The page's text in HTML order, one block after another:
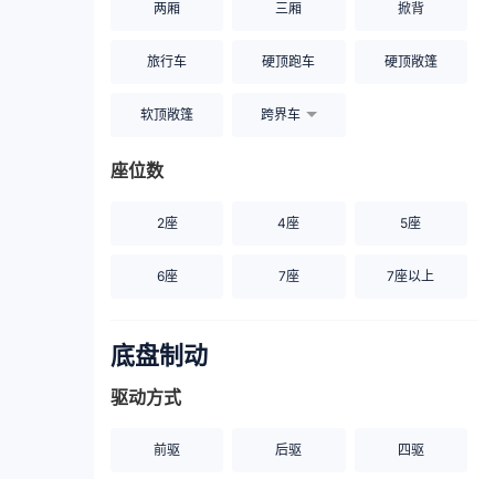
两厢 三厢 掀背
旅行车 硬顶跑车 硬顶敞篷
软顶敞篷 跨界车
座位数
2座 4座 5座
6座 7座 7座以上
底盘制动
驱动方式
前驱 后驱 四驱